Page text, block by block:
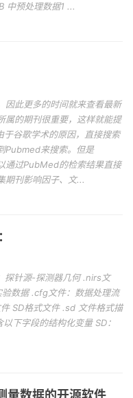
中预处理数据1 ...
因此更多的时间就来查看最新
属的期刊很重要，这样就能提
谷歌学术的原因，直接搜索
Pubmed来搜索。但是
通过PubMed的检索结果直接
期刊影响因子、文...
探针源-探测器几何 .nirs文
数据 .cfg文件：数据处理流
SD格式文件 .sd 文件格式描
下字段的结构化变量 SD：
量数据的开源软件